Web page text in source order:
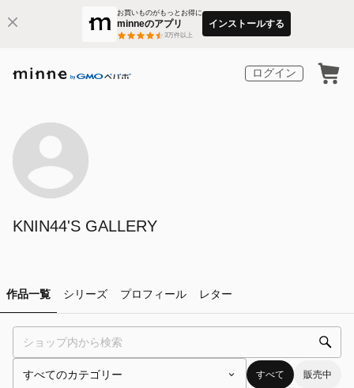
お買いものがもっとお得に
minneのアプリ
3万件以上
インストールする
ログイン
KNIN44'S GALLERY
作品一覧 シリーズ プロフィール レター
すべて 販売中